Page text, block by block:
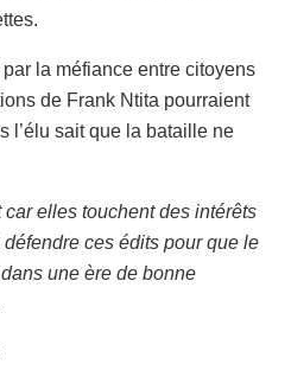
la méfiance entre citoyens
de Frank Ntita pourraient
l’élu sait que la bataille ne
elles touchent des intérêts
ces édits pour que le
une ère de bonne